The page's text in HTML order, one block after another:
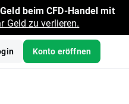
beim CFD-Handel mit
Geld zu verlieren.
Konto eröffnen